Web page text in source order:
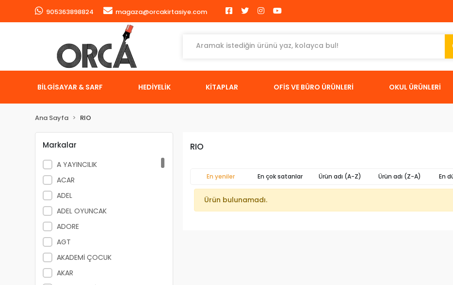
905363898824 magaza@orcakirtasiye.com
BİLGİSAYAR & SARF HEDİYELİK KİTAPLAR OFİS VE BÜRO ÜRÜNLERİ OKUL ÜRÜNLERİ
Ana Sayfa RIO
Markalar
A YAYINCILIK
ACAR
ADEL
ADEL OYUNCAK
ADORE
AGT
AKADEMİ ÇOCUK
AKAR
RIO
En yeniler En çok satanlar Ürün adı (A-Z) Ürün adı (Z-A) En
Ürün bulunamadı.